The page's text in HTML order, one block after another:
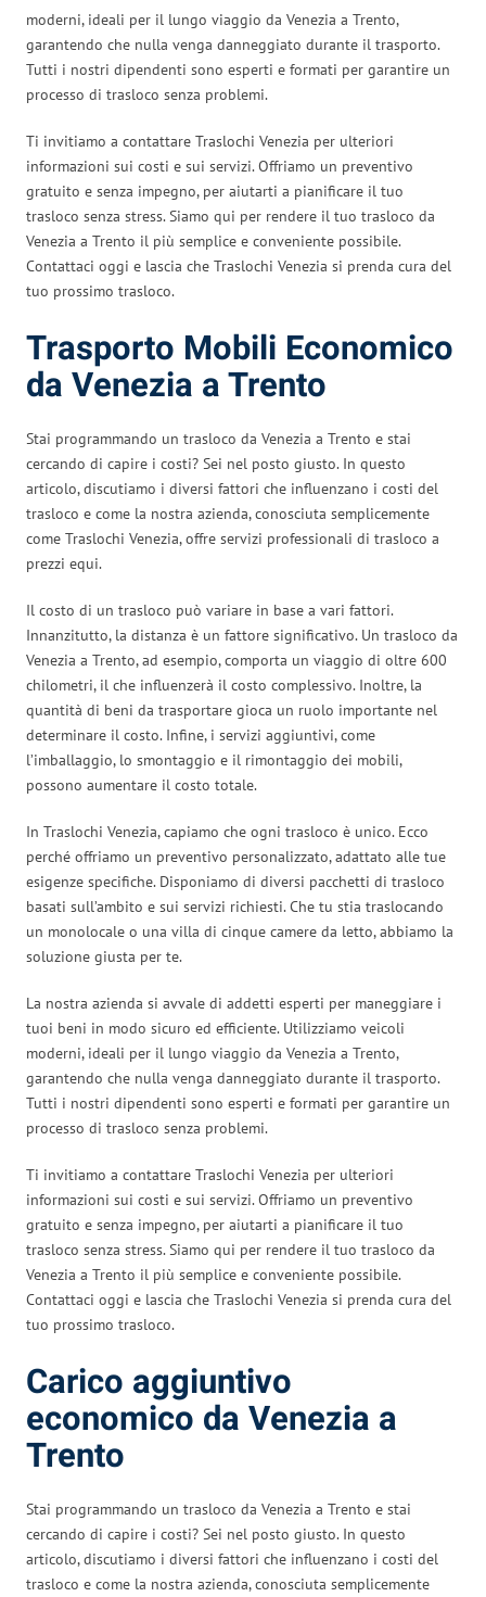
moderni, ideali per il lungo viaggio da Venezia a Trento,
garantendo che nulla venga danneggiato durante il trasporto.
Tutti i nostri dipendenti sono esperti e formati per garantire un
processo di trasloco senza problemi.
Ti invitiamo a contattare Traslochi Venezia per ulteriori
informazioni sui costi e sui servizi. Offriamo un preventivo
gratuito e senza impegno, per aiutarti a pianificare il tuo
trasloco senza stress. Siamo qui per rendere il tuo trasloco da
Venezia a Trento il più semplice e conveniente possibile.
Contattaci oggi e lascia che Traslochi Venezia si prenda cura del
tuo prossimo trasloco.
Trasporto Mobili Economico
da Venezia a Trento
Stai programmando un trasloco da Venezia a Trento e stai
cercando di capire i costi? Sei nel posto giusto. In questo
articolo, discutiamo i diversi fattori che influenzano i costi del
trasloco e come la nostra azienda, conosciuta semplicemente
come Traslochi Venezia, offre servizi professionali di trasloco a
prezzi equi.
Il costo di un trasloco può variare in base a vari fattori.
Innanzitutto, la distanza è un fattore significativo. Un trasloco da
Venezia a Trento, ad esempio, comporta un viaggio di oltre 600
chilometri, il che influenzerà il costo complessivo. Inoltre, la
quantità di beni da trasportare gioca un ruolo importante nel
determinare il costo. Infine, i servizi aggiuntivi, come
l’imballaggio, lo smontaggio e il rimontaggio dei mobili,
possono aumentare il costo totale.
In Traslochi Venezia, capiamo che ogni trasloco è unico. Ecco
perché offriamo un preventivo personalizzato, adattato alle tue
esigenze specifiche. Disponiamo di diversi pacchetti di trasloco
basati sull’ambito e sui servizi richiesti. Che tu stia traslocando
un monolocale o una villa di cinque camere da letto, abbiamo la
soluzione giusta per te.
La nostra azienda si avvale di addetti esperti per maneggiare i
tuoi beni in modo sicuro ed efficiente. Utilizziamo veicoli
moderni, ideali per il lungo viaggio da Venezia a Trento,
garantendo che nulla venga danneggiato durante il trasporto.
Tutti i nostri dipendenti sono esperti e formati per garantire un
processo di trasloco senza problemi.
Ti invitiamo a contattare Traslochi Venezia per ulteriori
informazioni sui costi e sui servizi. Offriamo un preventivo
gratuito e senza impegno, per aiutarti a pianificare il tuo
trasloco senza stress. Siamo qui per rendere il tuo trasloco da
Venezia a Trento il più semplice e conveniente possibile.
Contattaci oggi e lascia che Traslochi Venezia si prenda cura del
tuo prossimo trasloco.
Carico aggiuntivo
economico da Venezia a
Trento
Stai programmando un trasloco da Venezia a Trento e stai
cercando di capire i costi? Sei nel posto giusto. In questo
articolo, discutiamo i diversi fattori che influenzano i costi del
trasloco e come la nostra azienda, conosciuta semplicemente